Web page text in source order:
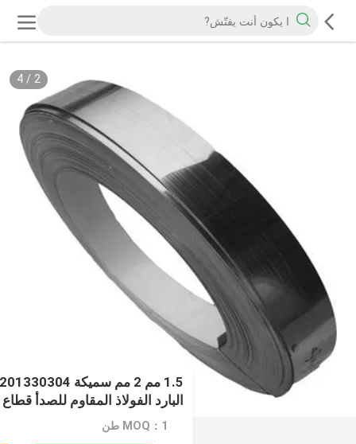
2
/
4
البارد الفولاذ المقاوم للصدأ قطاع 3
MOQ：1 طن